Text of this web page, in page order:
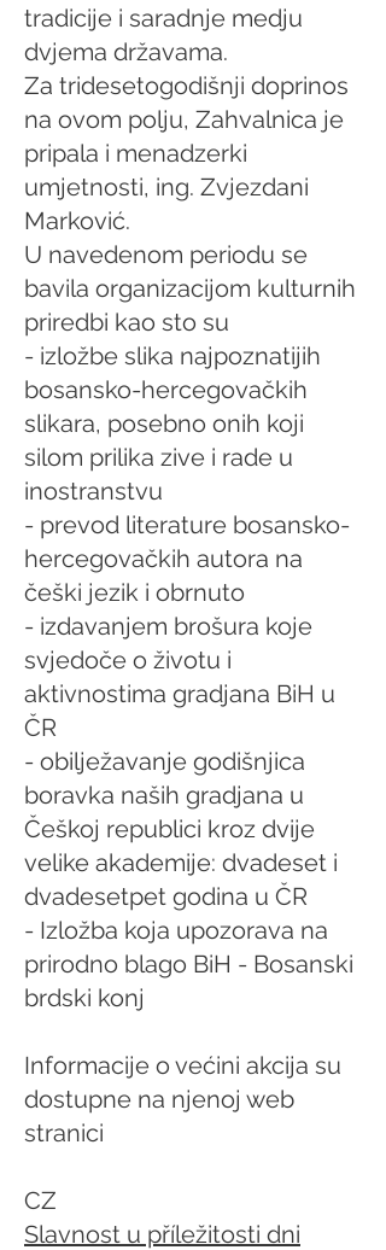
tradicije i saradnje medju
dvjema državama.
Za tridesetogodišnji doprinos
na ovom polju, Zahvalnica je
pripala i menadzerki
umjetnosti, ing. Zvjezdani
Marković.
U navedenom periodu se
bavila organizacijom kulturnih
priredbi kao sto su
- izložbe slika najpoznatijih
bosansko-hercegovačkih
slikara, posebno onih koji
silom prilika zive i rade u
inostranstvu
- prevod literature bosansko-
hercegovačkih autora na
češki jezik i obrnuto
- izdavanjem brošura koje
svjedoče o životu i
aktivnostima gradjana BiH u
ČR
- obilježavanje godišnjica
boravka naših gradjana u
Češkoj republici kroz dvije
velike akademije: dvadeset i
dvadesetpet godina u ČR
- Izložba koja upozorava na
prirodno blago BiH - Bosanski
brdski konj
Informacije o većini akcija su
dostupne na njenoj web
stranici
CZ
Slavnost u příležitosti dni